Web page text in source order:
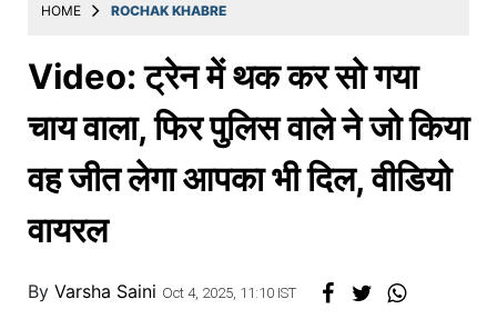
मराठी
मनोरंजन
स्पोर्ट्स
बिझनेस
लाईफस्टाईल
HOME ROCHAK KHABRE
Video: ट्रेन में थक कर सो गया
चाय वाला, फिर पुलिस वाले ने जो किया
वह जीत लेगा आपका भी दिल, वीडियो
वायरल
By Varsha Saini Oct 4, 2025, 11:10 IST